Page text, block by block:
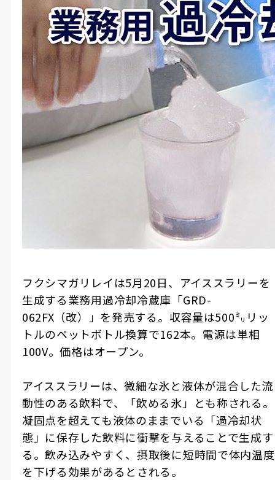
フクシマガリレイは5月20日、アイススラリーを
生成する業務用過冷却冷蔵庫「GRD-
062FX（改）」を発売する。収容量は500㍉リッ
トルのペットボトル換算で162本。電源は単相
100V。価格はオープン。
アイススラリーは、微細な氷と液体が混合した流
動性のある飲料で、「飲める氷」とも称される。
凝固点を超えても液体のままでいる「過冷却状
態」に保存した飲料に衝撃を与えることで生成す
る。飲み込みやすく、摂取後に短時間で体内温度
を下げる効果があるとされる。